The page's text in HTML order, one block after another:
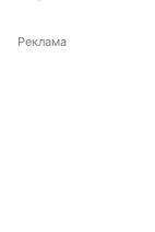
Реклама